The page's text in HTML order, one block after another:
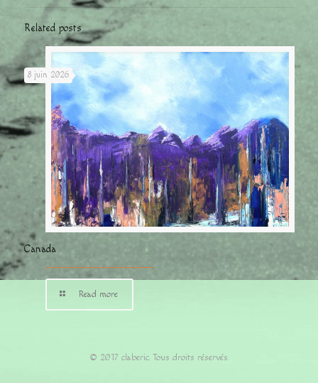
Related posts
8 juin 2026
Canada
Read more
© 2017 claberic. Tous droits réservés.